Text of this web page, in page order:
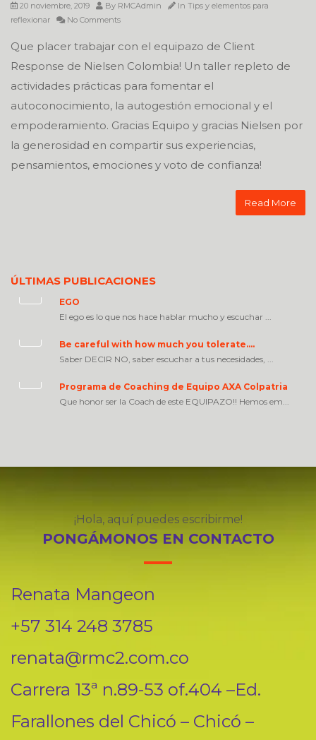
20 noviembre, 2019 By RMCAdmin In Tips y elementos para
reflexionar
No Comments
Que placer trabajar con el equipazo de Client
Response de Nielsen Colombia! Un taller repleto de
actividades prácticas para fomentar el
autoconocimiento, la autogestión emocional y el
empoderamiento. Gracias Equipo y gracias Nielsen por
la generosidad en compartir sus experiencias,
pensamientos, emociones y voto de confianza!
Read More
ÚLTIMAS PUBLICACIONES
EGO
El ego es lo que nos hace hablar mucho y escuchar ...
Be careful with how much you tolerate….
Saber DECIR NO, saber escuchar a tus necesidades, ...
Programa de Coaching de Equipo AXA Colpatria
Que honor ser la Coach de este EQUIPAZO!! Hemos em...
¡Hola, aquí puedes escribirme!
PONGÁMONOS EN CONTACTO
Renata Mangeon
+57 314 248 3785
renata@rmc2.com.co
Carrera 13ª n.89-53 of.404 –Ed.
Farallones del Chicó – Chicó –